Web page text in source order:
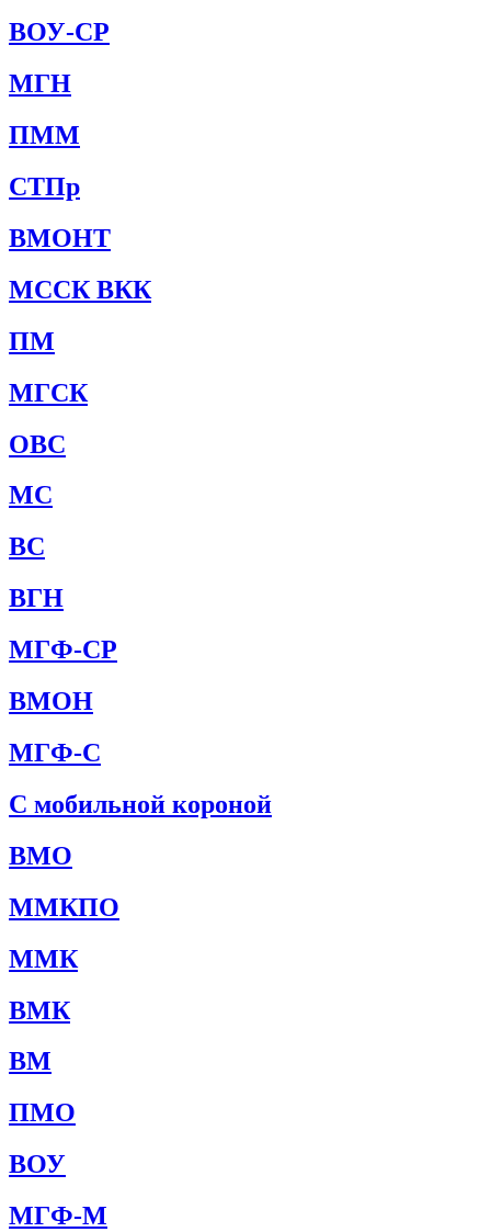
ВОУ-СР
МГН
ПММ
СТПр
ВМОНТ
МССК ВКК
ПМ
МГСК
ОВС
МС
ВС
ВГН
МГФ-СР
ВМОН
МГФ-С
С мобильной короной
ВМО
ММКПО
ММК
ВМК
ВМ
ПМО
ВОУ
МГФ-М